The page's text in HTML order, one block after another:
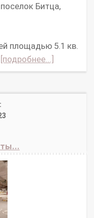
Битца,
площадью 5.1 кв.
[подробнее...]